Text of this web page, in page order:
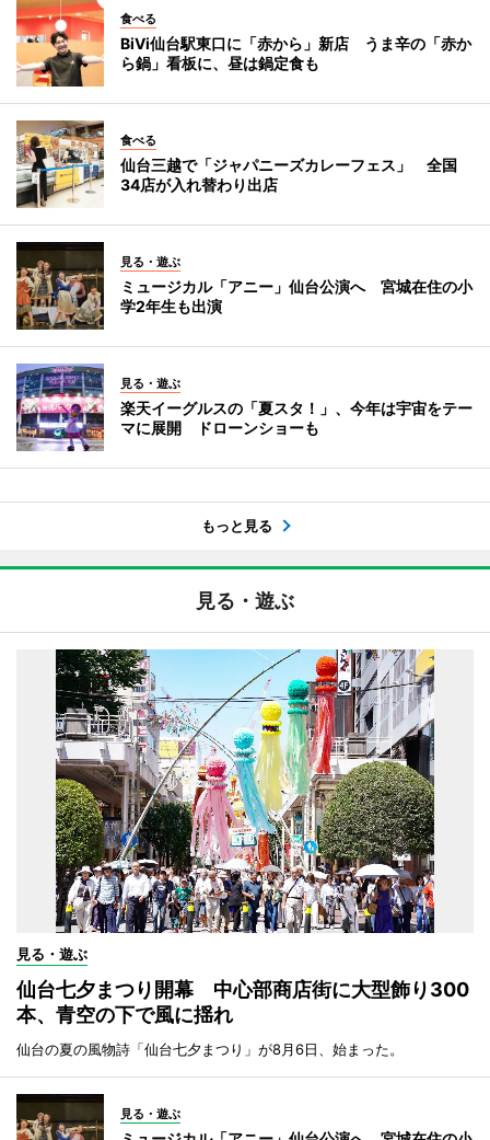
食べる
BiVi仙台駅東口に「赤から」新店 うま辛の「赤か
ら鍋」看板に、昼は鍋定食も
食べる
仙台三越で「ジャパニーズカレーフェス」 全国
34店が入れ替わり出店
見る・遊ぶ
ミュージカル「アニー」仙台公演へ 宮城在住の小
学2年生も出演
見る・遊ぶ
楽天イーグルスの「夏スタ！」、今年は宇宙をテー
マに展開 ドローンショーも
もっと見る
見る・遊ぶ
見る・遊ぶ
仙台七夕まつり開幕 中心部商店街に大型飾り300
本、青空の下で風に揺れ
仙台の夏の風物詩「仙台七夕まつり」が8月6日、始まった。
見る・遊ぶ